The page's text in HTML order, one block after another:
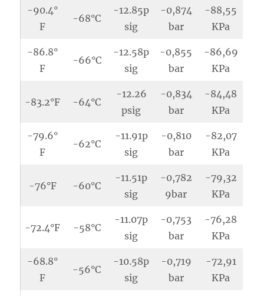
-90.4°
F
-68°C
-12.85p
sig
-0,874
bar
-88,55
KPa
-86.8°
F
-66°C
-12.58p
sig
-0,855
bar
-86,69
KPa
-83.2°F -64°C
-12.26
psig
-0,834
bar
-84,48
KPa
-79.6°
F
-62°C
-11.91p
sig
-0,810
bar
-82,07
KPa
-76°F -60°C
-11.51p
sig
-0,782
9bar
-79,32
KPa
-72.4°F -58°C
-11.07p
sig
-0,753
bar
-76,28
KPa
-68.8°
F
-56°C
-10.58p
sig
-0,719
bar
-72,91
KPa